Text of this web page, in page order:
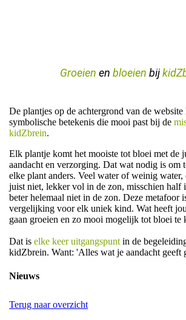
Groeien en bloeien bij
De plantjes op de achtergrond van de website
symbolische betekenis die mooi past bij de
kidZbrein.
Elk plantje komt het mooiste tot bloei met de
aandacht en verzorging. Dat wat nodig is om
elke plant anders. Veel water of weinig
juist niet, lekker vol in de zon, misschien half
beter helemaal niet in de zon. Deze metafoor
vergelijking voor elk uniek kind. Wat heeft
gaan groeien en zo mooi mogelijk tot bloei te
Dat is elke keer uitgangspunt in de
kidZbrein. Want: 'Alles wat je aandacht geeft
Nieuws
Terug naar overzicht